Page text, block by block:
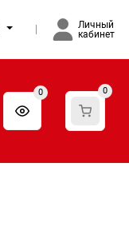
Личный
кабинет
0 0